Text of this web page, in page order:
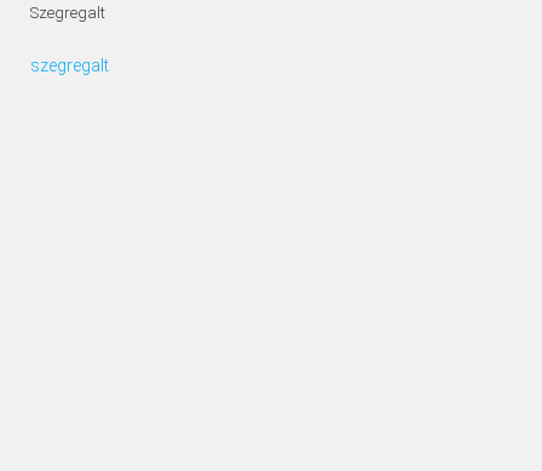
Szegregalt
szegregalt